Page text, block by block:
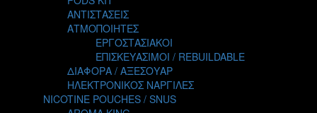
STEAM CITY LIQUIDS
STEAM TRAIN
STEAMPUNK
TALES
TATTOO
THE ALCHEMIST
THE SMOKER'S CLUB
TIKI MAHU
ΑΝΤΙΣΤΑΣΕΙΣ
ΑΤΜΟΠΟΙΗΤΕΣ
ΕΡΓΟΣΤΑΣΙΑΚΟΙ
ΕΠΙΣΚΕΥΑΣΙΜΟΙ / REBUILDABLE
ΔΙΑΦΟΡΑ / ΑΞΕΣΟΥΑΡ
ΗΛΕΚΤΡΟΝΙΚΟΣ ΝΑΡΓΙΛΕΣ
NICOTINE POUCHES / SNUS